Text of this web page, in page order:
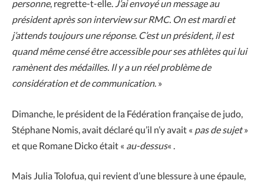
personne, regrette-t-elle. J’ai envoyé un message au
président après son interview sur RMC. On est mardi et
j’attends toujours une réponse. C’est un président, il est
quand même censé être accessible pour ses athlètes qui lui
ramènent des médailles. Il y a un réel problème de
considération et de communication. »
Dimanche, le président de la Fédération française de judo,
Stéphane Nomis, avait déclaré qu’il n’y avait « pas de sujet»
et que Romane Dicko était « au-dessus« .
Mais Julia Tolofua, qui revient d’une blessure à une épaule,